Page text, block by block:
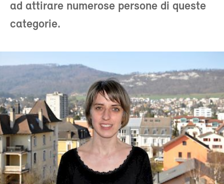
ad attirare numerose persone di queste
categorie.